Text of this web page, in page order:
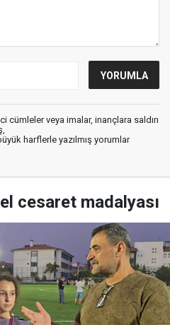
cümleler veya imalar, inançlara saldırı
harflerle yazılmış yorumlar
cesaret madalyası